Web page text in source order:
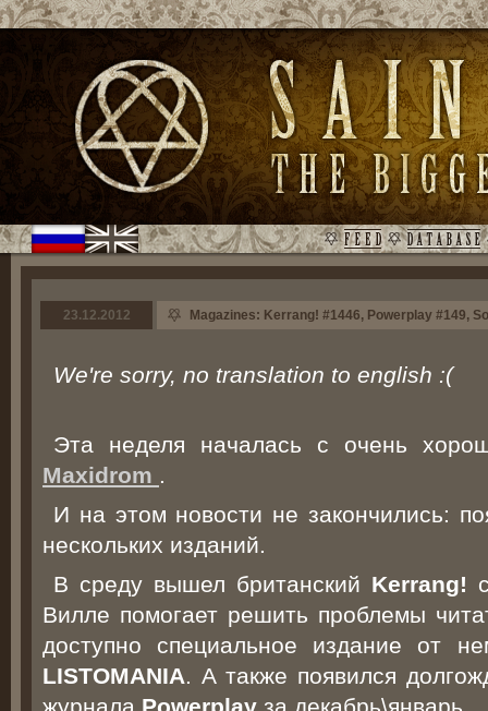
23.12.2012 Magazines: Kerrang! #1446, Powerplay #149,
We're sorry, no translation to english :(
Эта неделя началась с очень
Maxidrom .
И на этом новости не закончились:
нескольких изданий.
В среду вышел британский Kerrang!
Вилле помогает решить проблемы
доступно специальное издание от
LISTOMANIA. А также появился